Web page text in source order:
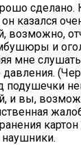
сделано.
казался
возможно,
и
мне
подушечки
и вы,